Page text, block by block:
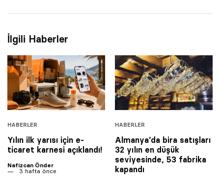
İlgili Haberler
HABERLER
Yılın ilk yarısı için e-
ticaret karnesi açıklandı!
Nafizcan Önder
3 hafta önce
HABERLER
Almanya’da bira satışları
32 yılın en düşük
seviyesinde, 53 fabrika
kapandı